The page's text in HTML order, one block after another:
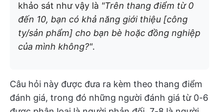
khảo sát như vậy là "Trên thang điểm từ 0
đến 10, bạn có khả năng giới thiệu [công
ty/sản phẩm] cho bạn bè hoặc đồng nghiệp
của mình không?".
Câu hỏi này được đưa ra kèm theo thang điểm
đánh giá, trong đó những người đánh giá từ 0-6